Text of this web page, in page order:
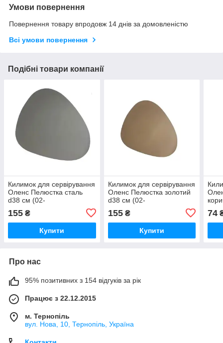
Умови повернення
Повернення товару впродовж 14 днів за домовленістю
Всі умови повернення
Подібні товари компанії
Килимок для сервірування
Оленс Пелюстка сталь
d38 см (02-
155 ₴
Купити
Килимок для сервірування
Оленс Пелюстка золотий
d38 см (02-
155₴
Купити
74
Про нас
95% позитивних з 154 відгуків за рік
Працює з 22.12.2015
м. Тернопіль
вул. Нова, 10, Тернопіль, Україна